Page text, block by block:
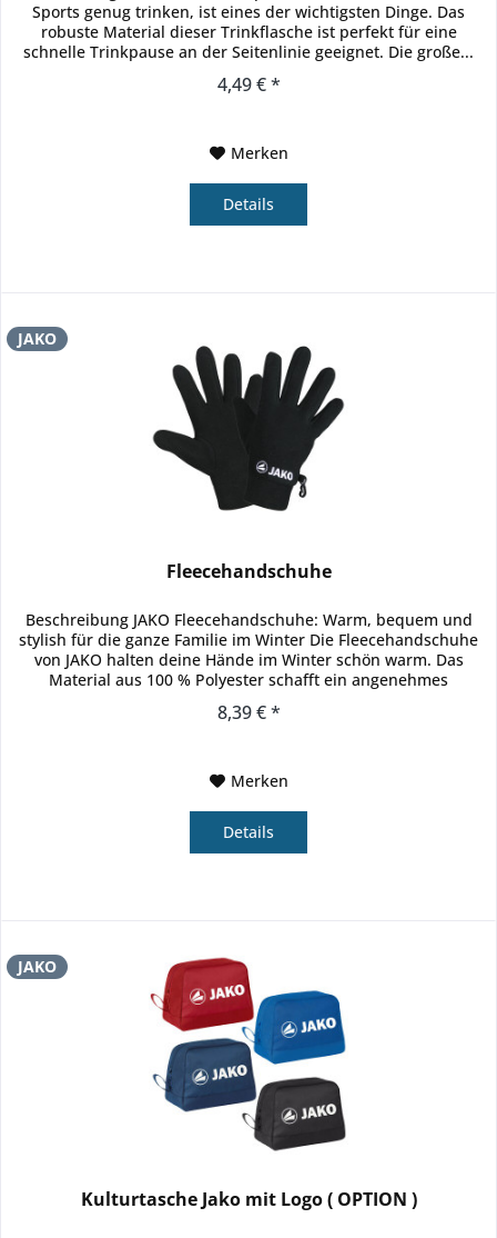
Sports genug trinken, ist eines der wichtigsten Dinge. Das
robuste Material dieser Trinkflasche ist perfekt für eine
schnelle Trinkpause an der Seitenlinie geeignet. Die große...
4,49 € *
Merken
Details
JAKO
Fleecehandschuhe
Beschreibung JAKO Fleecehandschuhe: Warm, bequem und
stylish für die ganze Familie im Winter Die Fleecehandschuhe
von JAKO halten deine Hände im Winter schön warm. Das
Material aus 100 % Polyester schafft ein angenehmes
8,39 € *
Merken
Details
JAKO
Kulturtasche Jako mit Logo ( OPTION )